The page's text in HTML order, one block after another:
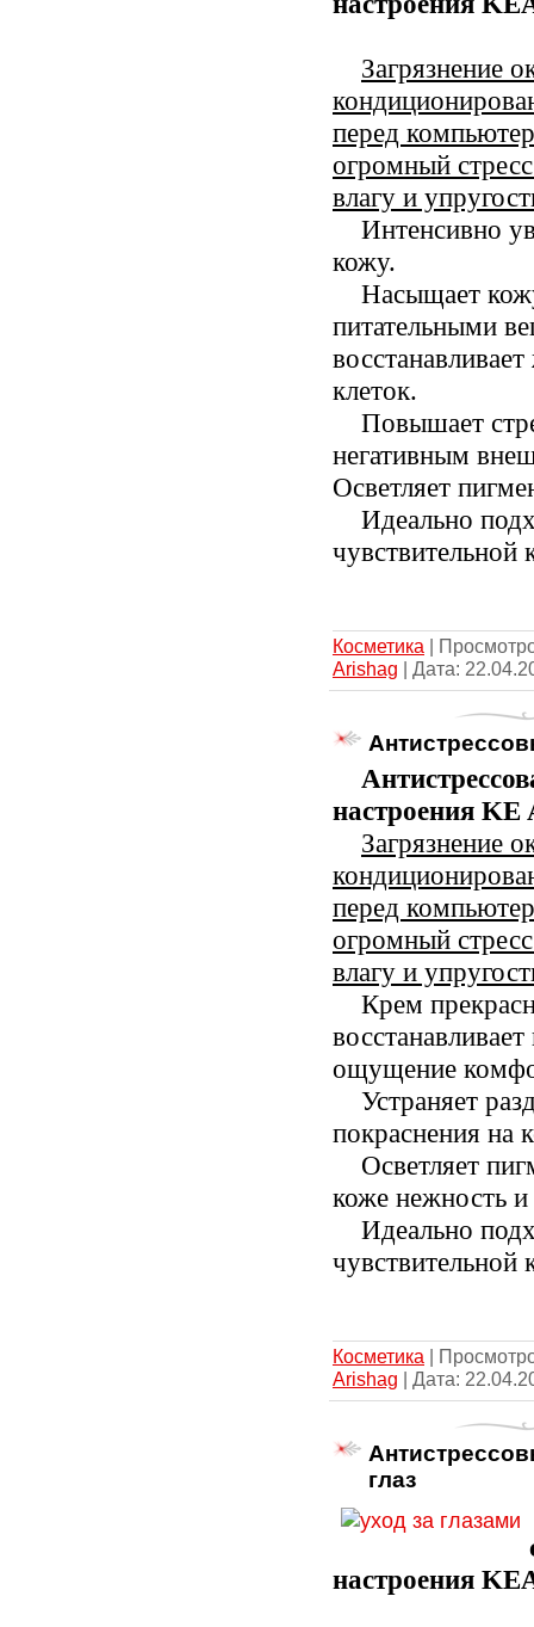
Загрязнение
перед
огромный
влагу и
Интенсивно
кожу.
Насыщает
питательными
клеток.
Повышает
негативным
Осветляет
Идеально
чувствительной
Косметика |
Arishag | Дата:
настроения KE
Загрязнение
перед
огромный
влагу и
Крем
ощущение
Устраняет
покраснения на
Осветляет
коже нежность и
Идеально
чувствительной
Косметика |
Arishag | Дата:
глаз
настроения KE